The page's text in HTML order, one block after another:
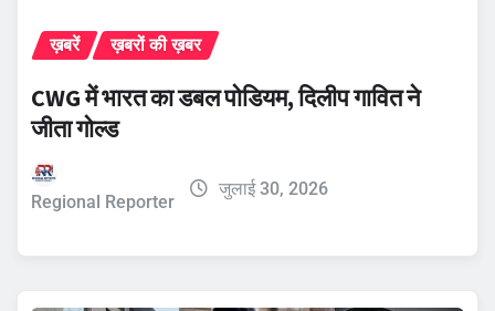
ख़बरें ख़बरों की ख़बर
CWG में भारत का डबल पोडियम, दिलीप गावित ने
जीता गोल्ड
Regional Reporter
जुलाई 30, 2026